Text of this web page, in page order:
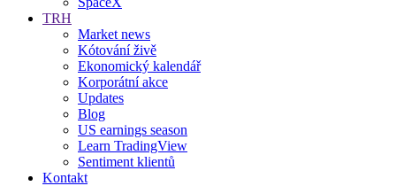
TRH
Market news
Kótování živě
Ekonomický kalendář
Korporátní akce
Updates
Blog
US earnings season
Learn TradingView
Sentiment klientů
Kontakt